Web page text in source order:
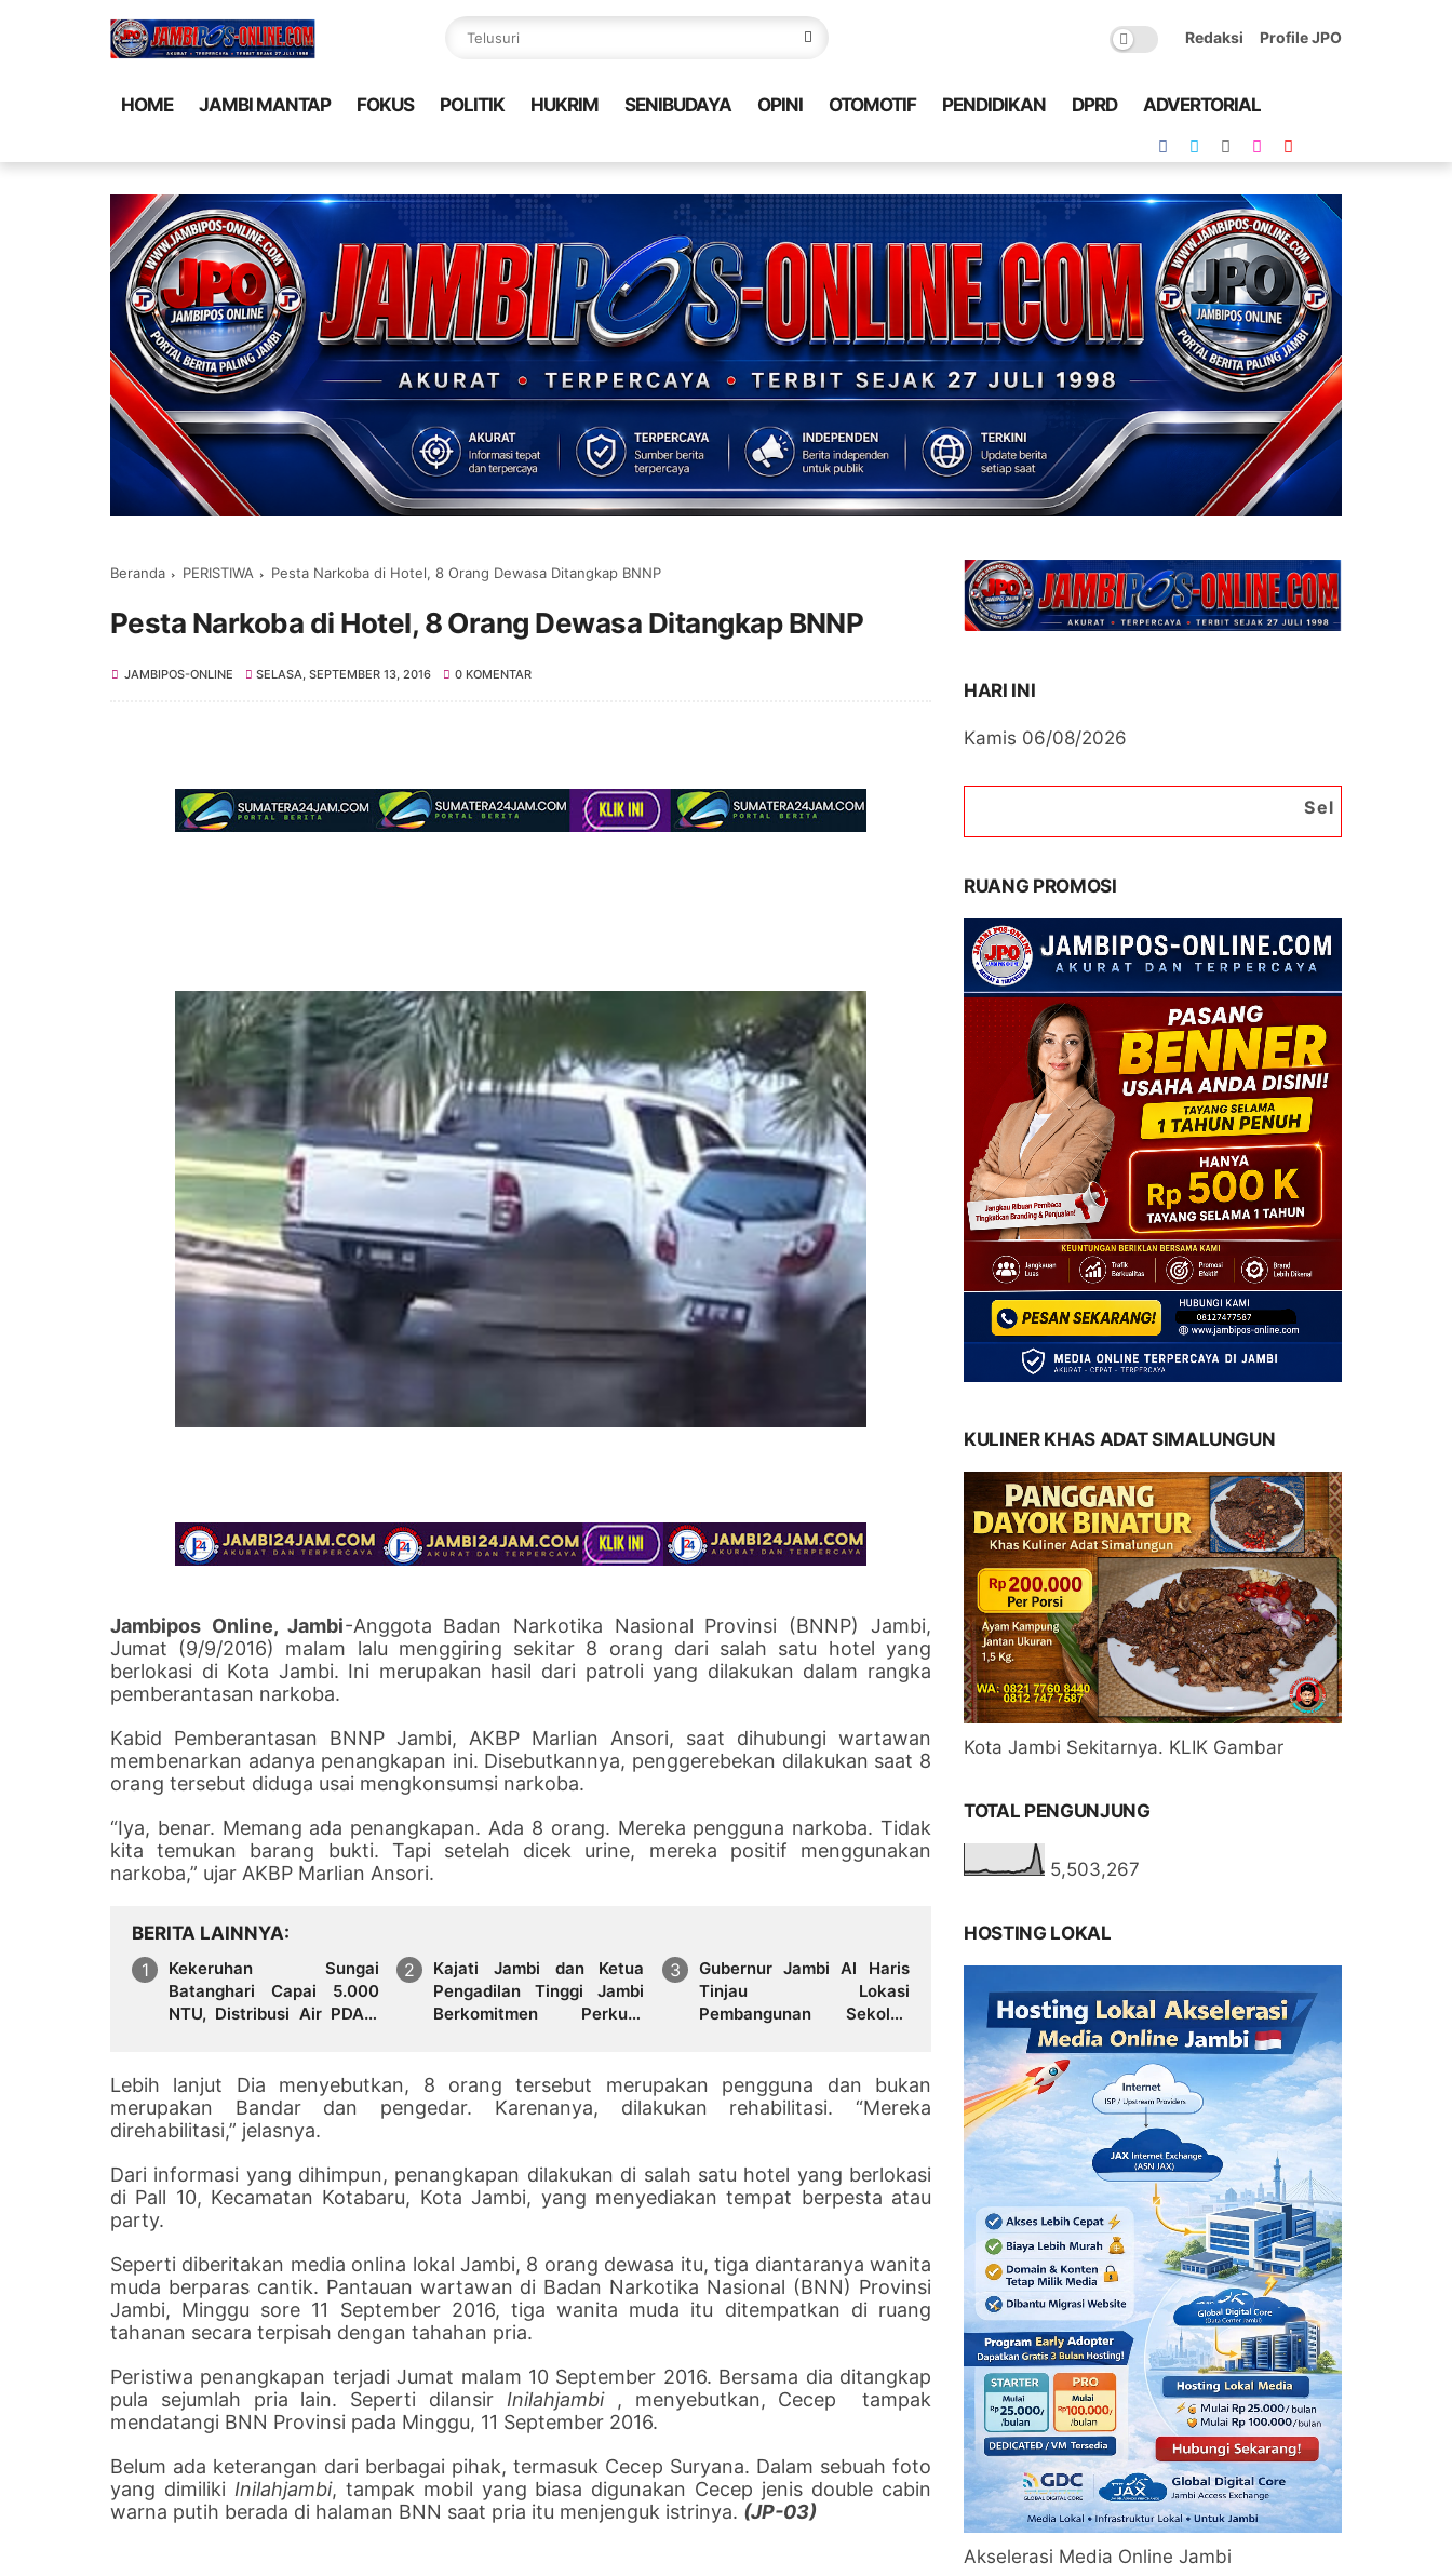
Redaksi Profile JPO
HOME JAMBI MANTAP FOKUS POLITIK HUKRIM SENIBUDAYA OPINI OTOMOTIF PENDIDIKAN DPRD ADVERTORIAL
Beranda PERISTIWA Pesta Narkoba di Hotel, 8 Orang Dewasa Ditangkap BNNP
Pesta Narkoba di Hotel, 8 Orang Dewasa Ditangkap BNNP
JAMBIPOS-ONLINE SELASA, SEPTEMBER 13, 2016 0 KOMENTAR
Jambipos Online, Jambi-Anggota Badan Narkotika Nasional Provinsi (BNNP) Jambi,
Jumat (9/9/2016) malam lalu menggiring sekitar 8 orang dari salah satu hotel yang
berlokasi di Kota Jambi. Ini merupakan hasil dari patroli yang dilakukan dalam rangka
pemberantasan narkoba.
Kabid Pemberantasan BNNP Jambi, AKBP Marlian Ansori, saat dihubungi wartawan
membenarkan adanya penangkapan ini. Disebutkannya, penggerebekan dilakukan saat 8
orang tersebut diduga usai mengkonsumsi narkoba.
“Iya, benar. Memang ada penangkapan. Ada 8 orang. Mereka pengguna narkoba. Tidak
kita temukan barang bukti. Tapi setelah dicek urine, mereka positif menggunakan
narkoba,” ujar AKBP Marlian Ansori.
BERITA LAINNYA
Kekeruhan Sungai
Batanghari Capai 5.000
NTU, Distribusi Air PDAM
Kajati Jambi dan Ketua
Pengadilan Tinggi Jambi
Berkomitmen Perkuat
Gubernur Jambi Al Haris
Tinjau Lokasi
Pembangunan Sekolah
Green City
Lebih lanjut Dia menyebutkan, 8 orang tersebut merupakan pengguna dan bukan
merupakan Bandar dan pengedar. Karenanya, dilakukan rehabilitasi. “Mereka
direhabilitasi,” jelasnya.
Dari informasi yang dihimpun, penangkapan dilakukan di salah satu hotel yang berlokasi
di Pall 10, Kecamatan Kotabaru, Kota Jambi, yang menyediakan tempat berpesta atau
party.
Seperti diberitakan media onlina lokal Jambi, 8 orang dewasa itu, tiga diantaranya wanita
muda berparas cantik. Pantauan wartawan di Badan Narkotika Nasional (BNN) Provinsi
Jambi, Minggu sore 11 September 2016, tiga wanita muda itu ditempatkan di ruang
tahanan secara terpisah dengan tahahan pria.
Peristiwa penangkapan terjadi Jumat malam 10 September 2016. Bersama dia ditangkap
pula sejumlah pria lain. Seperti dilansir Inilahjambi, menyebutkan, Cecep tampak
mendatangi BNN Provinsi pada Minggu, 11 September 2016.
Belum ada keterangan dari berbagai pihak, termasuk Cecep Suryana. Dalam sebuah foto
yang dimiliki Inilahjambi, tampak mobil yang biasa digunakan Cecep jenis double cabin
warna putih berada di halaman BNN saat pria itu menjenguk istrinya. (JP-03)
HARI INI
Kamis 06/08/2026
Selamat Datang di
RUANG PROMOSI
KULINER KHAS ADAT SIMALUNGUN
Kota Jambi Sekitarnya. KLIK Gambar
TOTAL PENGUNJUNG
5,503,267
HOSTING LOKAL
Akselerasi Media Online Jambi